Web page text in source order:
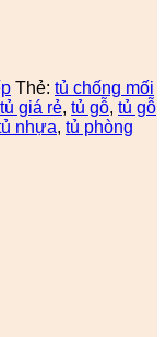
Thẻ: tủ chống mối
tủ giá rẻ, tủ gỗ, tủ gỗ
nhựa, tủ phòng